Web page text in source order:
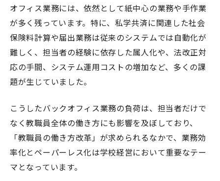
オフィス業務には、依然として紙中心の業務や手作業
が多く残っています。特に、私学共済に関連した社会
保険料計算や届出業務は従来のシステムでは自動化が
難しく、担当者の経験に依存した属人化や、法改正対
応の手間、システム運用コストの増加など、多くの課
題が生じていました。
こうしたバックオフィス業務の負荷は、担当者だけで
なく教職員全体の働き方にも影響を及ぼしており、
「教職員の働き方改革」が求められるなかで、業務効
率化とペーパーレス化は学校経営において重要なテー
マとなっています。